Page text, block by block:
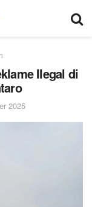
Ilegal di
2025